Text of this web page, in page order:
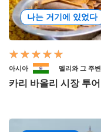
나는 거기에 있었다
아시아 델리와 그 주변
카리 바올리 시장 투어